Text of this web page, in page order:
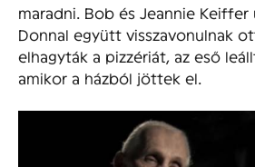
maradni. Bob és Jeannie
Donnal együtt visszavonulnak
elhagyták a pizzériát, az eső
amikor a házból jöttek el.